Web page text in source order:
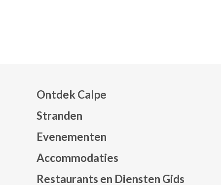
Ontdek Calpe
Stranden
Evenementen
Accommodaties
Restaurants en Diensten Gids